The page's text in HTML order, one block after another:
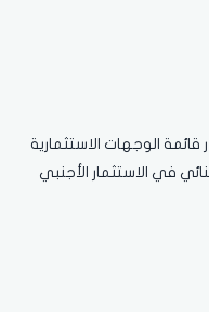
قائمة الوجهات الاستثمارية
في الاستثمار الأجنبي